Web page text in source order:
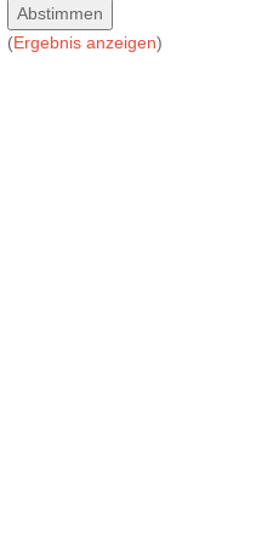
(Ergebnis anzeigen)